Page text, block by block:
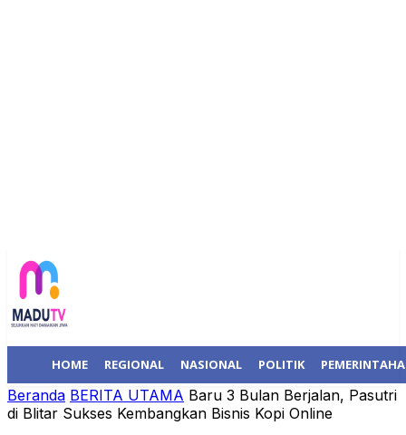
HOME REGIONAL NASIONAL POLITIK
Beranda BERITA UTAMA Baru 3 Bulan Berjalan, Pasutri
di Blitar Sukses Kembangkan Bisnis Kopi Online